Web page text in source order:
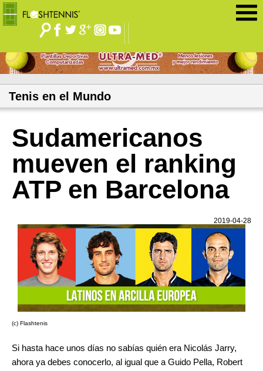
Tenis en el Mundo
Sudamericanos
mueven el ranking
ATP en Barcelona
2019-04-28
(c) Flashtenis
Si hasta hace unos días no sabías quién era Nicolás Jarry,
ahora ya debes conocerlo, al igual que a Guido Pella, Robert